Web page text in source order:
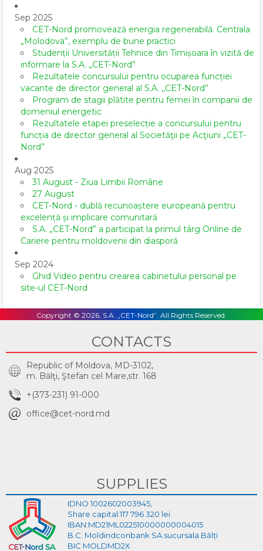
Sep 2025
CET-Nord promovează energia regenerabilă. Centrala
„Molodova”, exemplu de bune practici
Studenții Universității Tehnice din Timișoara în vizită de
informare la S.A. „CET-Nord”
Rezultatele concursului pentru ocuparea funcției
vacante de director general al S.A. ,,CET-Nord”
Program de stagii plătite pentru femei în companii de
domeniul energetic
Rezultatele etapei preselecție a concursului pentru
funcția de director general al Societăţii pe Acţiuni „CET-
Nord”
Aug 2025
31 August - Ziua Limbii Române
27 August
CET-Nord - dublă recunoaștere europeană pentru
excelență și implicare comunitară
S.A. „CET-Nord” a participat la primul târg Online de
Cariere pentru moldovenii din diasporă
Sep 2024
Ghid Video pentru crearea cabinetului personal pe
site-ul CET-Nord
Copyright © 2026, S.A. „CET-Nord”. All Rights Reserved.
CONTACTS
Republic of Moldova, MD-3102,
m. Bălţi, Ştefan cel Mare,str. 168
+(373-231) 91-000
office@cet-nord.md
SUPPLIES
IDNO 1002602003945,
Share capital:117 796 320 lei
IBAN:MD21ML022510000000004015
B.C. Moldindconbank SA sucursala Bălți
BIC MOLDMD2X